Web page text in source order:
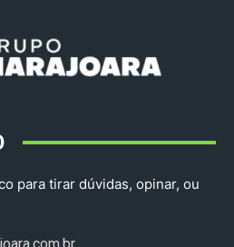
para tirar dúvidas, opinar, ou